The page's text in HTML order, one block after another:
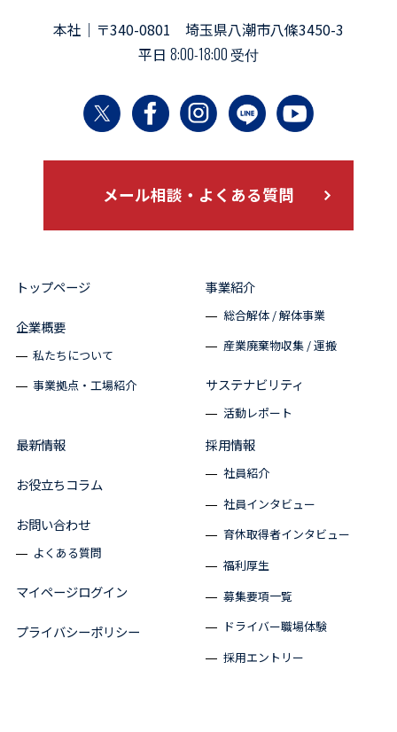
本社｜〒340-0801 埼玉県八潮市八條3450-3
平日 8:00-18:00 受付
メール相談・よくある質問
トップページ
企業概要
私たちについて
事業拠点・工場紹介
事業紹介
総合解体 / 解体事業
産業廃棄物収集 / 運搬
サステナビリティ
活動レポート
最新情報
お役立ちコラム
お問い合わせ
よくある質問
マイページログイン
プライバシーポリシー
採用情報
社員紹介
社員インタビュー
育休取得者インタビュー
福利厚生
募集要項一覧
ドライバー職場体験
採用エントリー